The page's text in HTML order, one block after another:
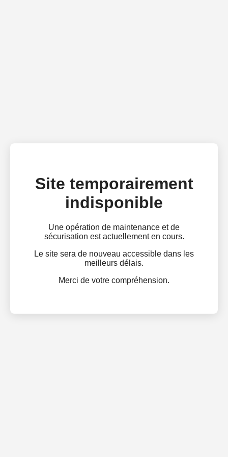
Site temporairement
indisponible
Une opération de maintenance et de
sécurisation est actuellement en cours.
Le site sera de nouveau accessible dans les
meilleurs délais.
Merci de votre compréhension.